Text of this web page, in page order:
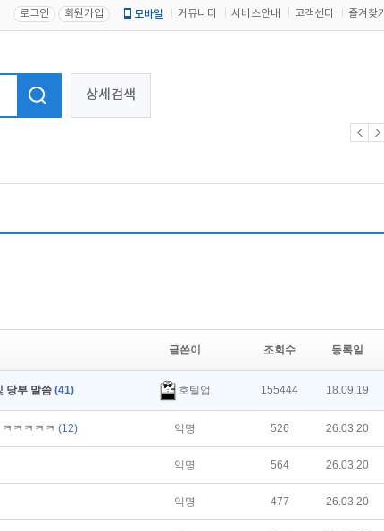
로그인 회원가입 모바일 커뮤니티 서비스안내 고객센터 즐겨찾기
상세검색
글쓴이 조회수 등록일
당부 말씀 (41) 호텔업 155444 18.09.19
ㅋㅋㅋㅋ (12) 익명 526 26.03.20
익명 564 26.03.20
익명 477 26.03.20